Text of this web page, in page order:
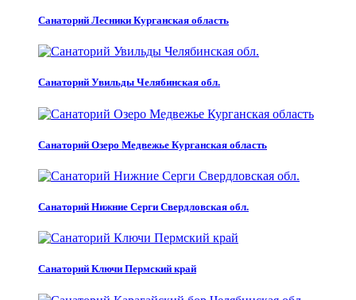
Санаторий Лесники Курганская область
Санаторий Увильды Челябинская обл.
Санаторий Озеро Медвежье Курганская область
Санаторий Нижние Серги Свердловская обл.
Санаторий Ключи Пермский край